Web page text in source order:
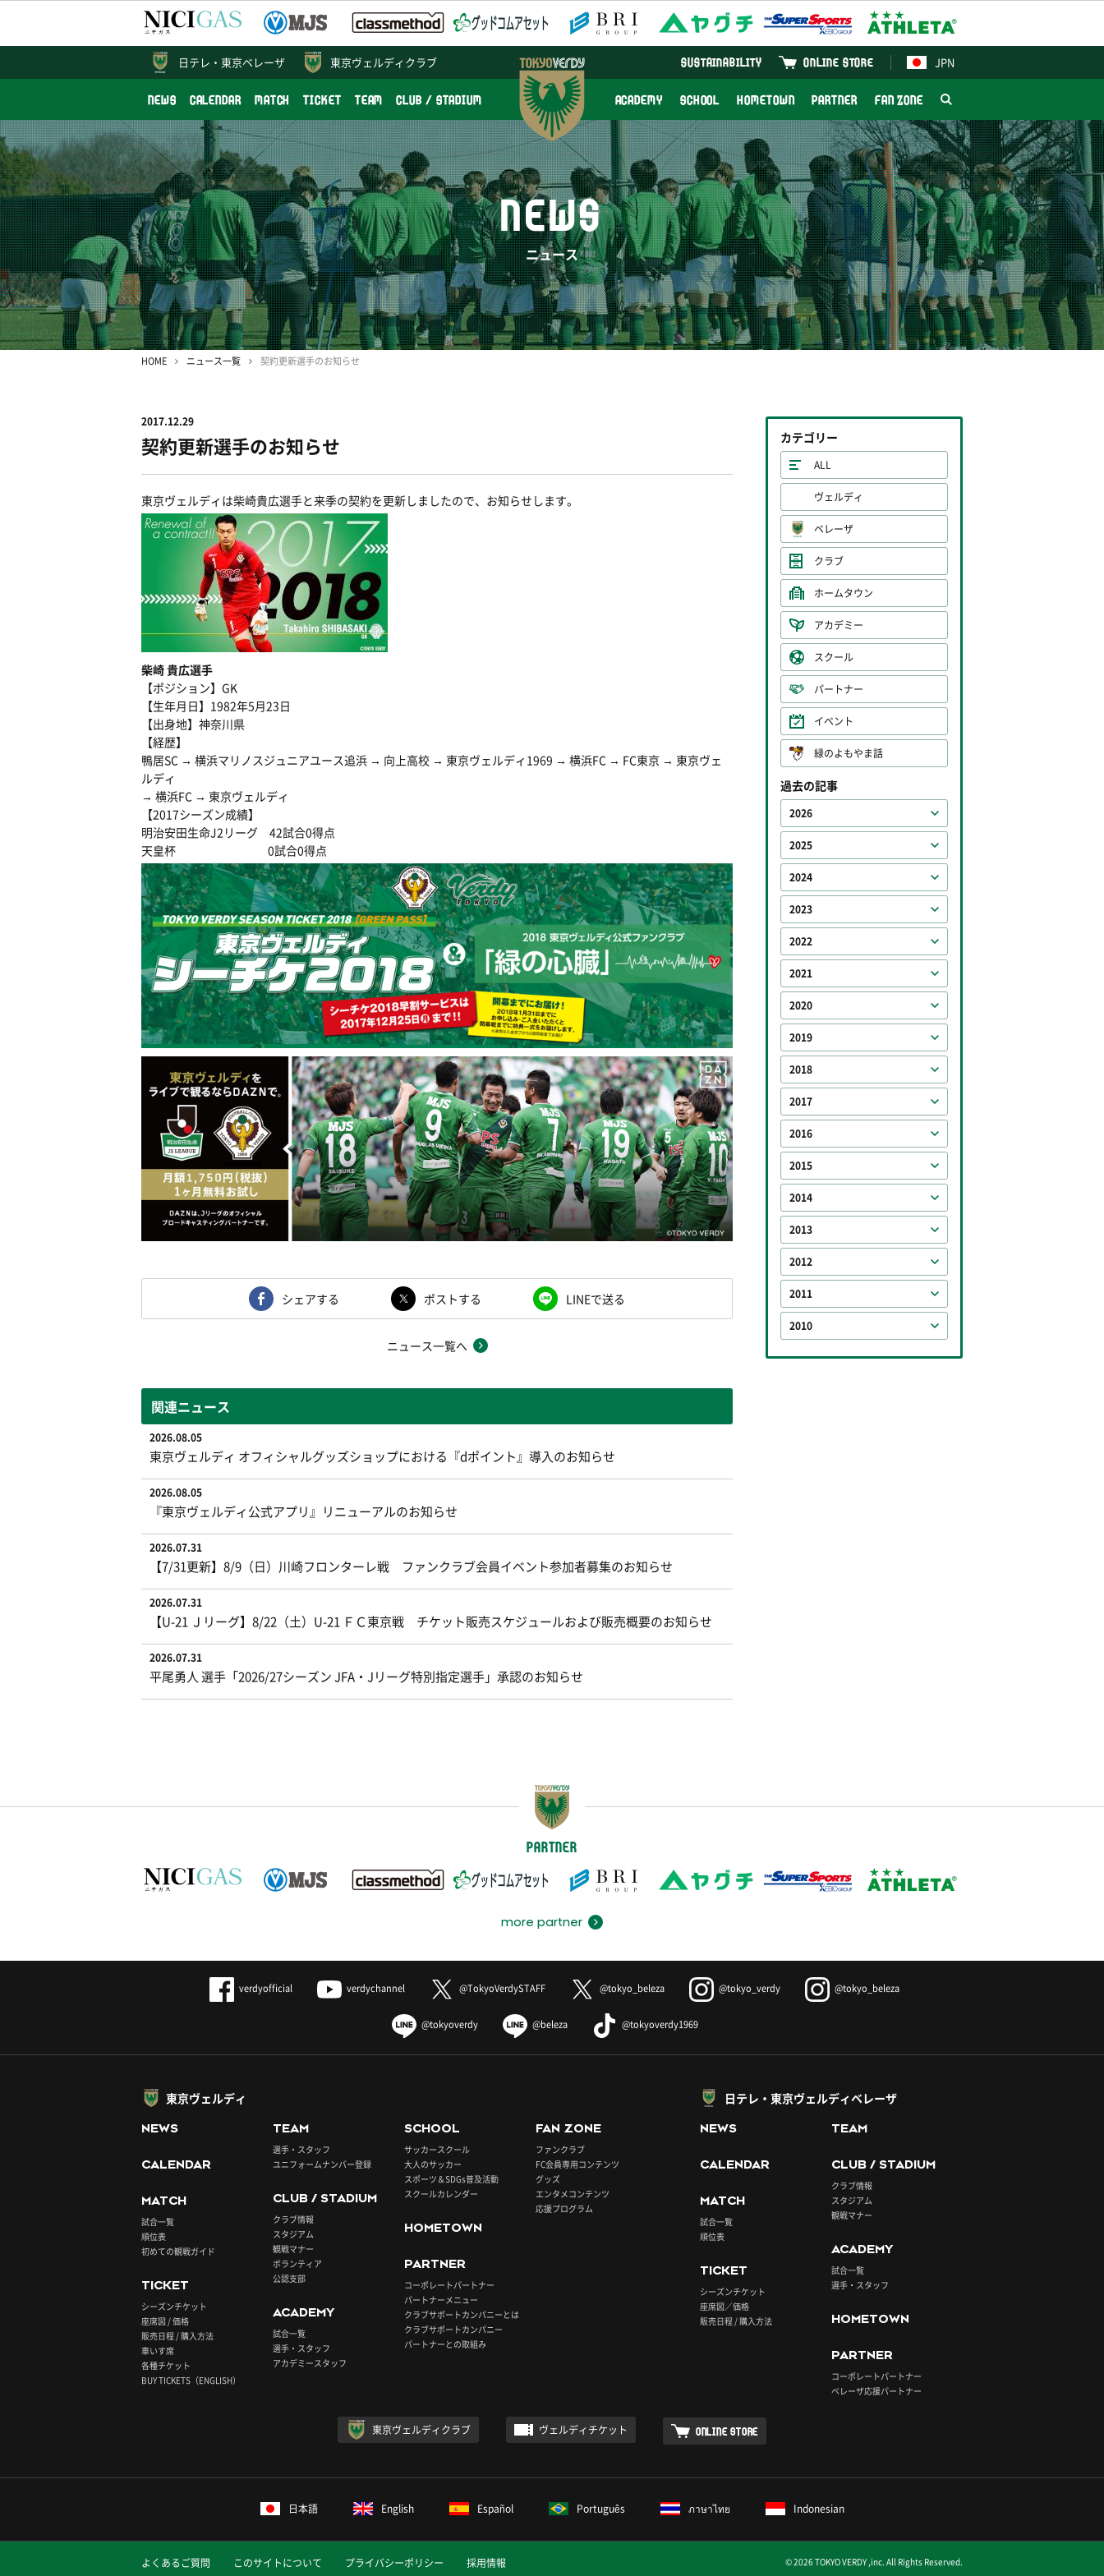
東京ヴェルディクラブ JPN
ONLINE STORE
SUSTAINABILITY
NEWS CALENDAR MATCH TICKET TEAM CLUB / STADIUM ACADEMY SCHOOL HOMETOWN PARTNER FAN ZONE
日テレ・ 東京ベレーザ
NEWS
ニュース
HOME ニュース一覧 契約更新選手のお知らせ
2017.12.29
契約更新選手のお知らせ
東京ヴェルディは柴崎貴広選手と来季の契約を更新しましたので、お知らせします。
柴崎 貴広選手
【ポジション】GK
【生年月日】1982年5月23日
【出身地】神奈川県
【経歴】
鴨居SC → 横浜マリノスジュニアユース追浜 → 向上高校 → 東京ヴェルディ1969 → 横浜FC → FC東京 → 東京ヴェ
ルディ
→ 横浜FC → 東京ヴェルディ
【2017シーズン成績】
明治安田生命J2リーグ 42試合0得点
天皇杯 0試合0得点
シェアする ポストする LINEで送る
ニュース一覧へ
関連ニュース
2026.08.05
東京ヴェルディ オフィシャルグッズショップにおける『dポイント』導入のお知らせ
2026.08.05
『東京ヴェルディ公式アプリ』リニューアルのお知らせ
2026.07.31
【7/31更新】8/9（日）川崎フロンターレ戦 ファンクラブ会員イベント参加者募集のお知らせ
2026.07.31
【U-21 Ｊリーグ】8/22（土）U-21 ＦＣ東京戦 チケット販売スケジュールおよび販売概要のお知らせ
2026.07.31
平尾勇人 選手「2026/27シーズン JFA・Jリーグ特別指定選手」承認のお知らせ
カテゴリー
ALL
ヴェルディ
ベレーザ
クラブ
ホームタウン
アカデミー
スクール
パートナー
イベント
緑のよもやま話
過去の記事
2026
2025
2024
2023
2022
2021
2020
2019
2018
2017
2016
2015
2014
2013
2012
2011
2010
PARTNER
more partner
verdyofficial verdychannel @TokyoVerdySTAFF @tokyo_beleza @tokyo_verdy @tokyo_beleza
@tokyoverdy @beleza @tokyoverdy1969
東京ヴェルディ
NEWS
CALENDAR
MATCH
試合一覧
順位表
初めての観戦ガイド
TICKET
シーズンチケット
座席図 / 価格
販売日程 / 購入方法
車いす席
各種チケット
BUY TICKETS（ENGLISH）
TEAM
選手・スタッフ
ユニフォームナンバー登録
CLUB / STADIUM
クラブ情報
スタジアム
観戦マナー
ボランティア
公認支部
ACADEMY
試合一覧
選手・スタッフ
アカデミースタッフ
SCHOOL
サッカースクール
大人のサッカー
スポーツ＆SDGs普及活動
スクールカレンダー
HOMETOWN
PARTNER
コーポレートパートナー
パートナーメニュー
クラブサポートカンパニーとは
クラブサポートカンパニー
パートナーとの取組み
FAN ZONE
ファンクラブ
FC会員専用コンテンツ
グッズ
エンタメコンテンツ
応援プログラム
日テレ・東京ヴェルディベレーザ
NEWS
CALENDAR
MATCH
試合一覧
順位表
TICKET
シーズンチケット
座席図／価格
販売日程 / 購入方法
TEAM
CLUB / STADIUM
クラブ情報
スタジアム
観戦マナー
ACADEMY
試合一覧
選手・スタッフ
HOMETOWN
PARTNER
コーポレートパートナー
ベレーザ応援パートナー
東京ヴェルディクラブ ヴェルディチケット ONLINE STORE
日本語 English Español Português ภาษาไทย Indonesian
よくあるご質問 このサイトについて プライバシーポリシー 採用情報 © 2026 TOKYO VERDY ,inc. All Rights Reserved.